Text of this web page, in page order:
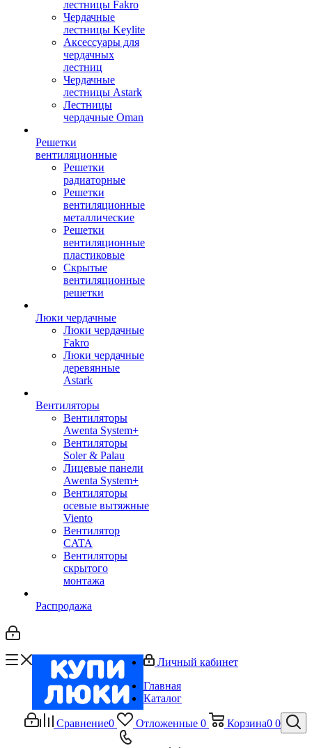
лестницы Fakro
Чердачные
лестницы Keylite
Аксессуары для
чердачных
лестниц
Чердачные
лестницы Astark
Лестницы
чердачные Oman
Решетки
вентиляционные
Решетки
радиаторные
Решетки
вентиляционные
металлические
Решетки
вентиляционные
пластиковые
Скрытые
вентиляционные
решетки
Люки чердачные
Люки чердачные
Fakro
Люки чердачные
деревянные
Astark
Вентиляторы
Вентиляторы
Awenta System+
Вентиляторы
Soler & Palau
Лицевые панели
Awenta System+
Вентиляторы
осевые вытяжные
Viento
Вентилятор
CATA
Вентиляторы
скрытого
монтажа
Распродажа
Сравнение0 Отложенные 0 Корзина0 0
Личный кабинет
Главная
Каталог